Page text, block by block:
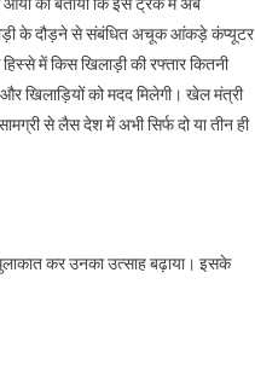
के दौड़ने से संबंधित अचूक आंकड़े कंप्यूटर
में किस खिलाड़ी की रफ्तार कितनी
खिलाड़ियों को मदद मिलेगी। खेल मंत्री
से लैस देश में अभी सिर्फ दो या तीन ही
मुलाकात कर उनका उत्साह बढ़ाया। इसके